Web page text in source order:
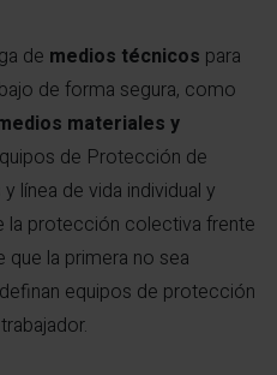
de medios técnicos para
de forma segura, como
materiales y
de Protección de
línea de vida individual y
la protección colectiva frente
que la primera no sea
equipos de protección